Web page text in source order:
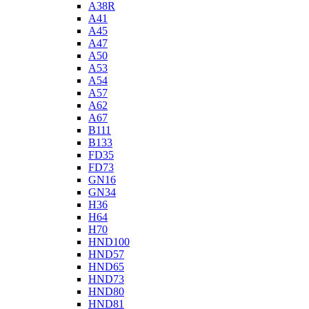
A38R
A41
A45
A47
A50
A53
A54
A57
A62
A67
B111
B133
FD35
FD73
GN16
GN34
H36
H64
H70
HND100
HND57
HND65
HND73
HND80
HND81